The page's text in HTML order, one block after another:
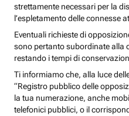
strettamente necessari per la
l’espletamento delle connesse
Eventuali richieste di
sono pertanto subordinate alla
restando i tempi di
Ti informiamo che, alla luce
“Registro pubblico delle
la tua numerazione, anche
telefonici pubblici, o il